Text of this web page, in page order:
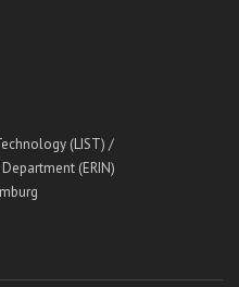
(LIST) /
(ERIN)